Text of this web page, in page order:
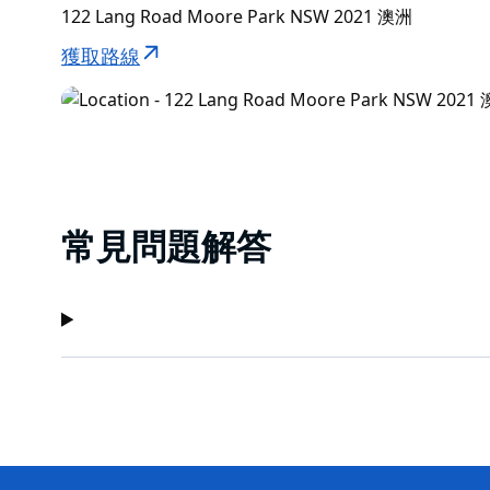
122 Lang Road Moore Park NSW 2021 澳洲
獲取路線
常見問題解答